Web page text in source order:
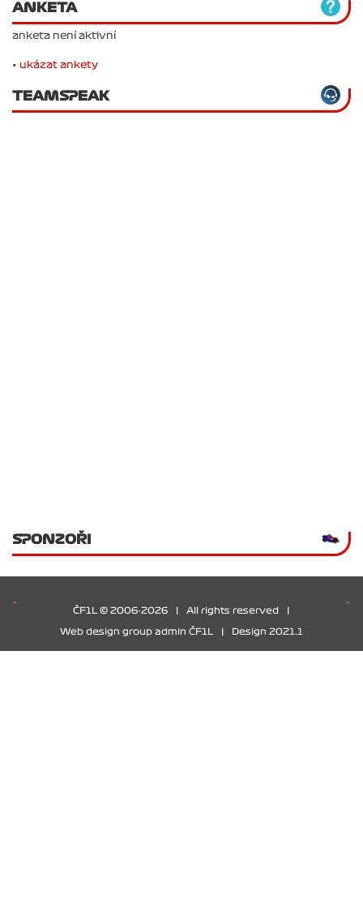
ANKETA
anketa není aktivní
• ukázat ankety
TEAMSPEAK
SPONZOŘI
ČF1L © 2006-2026 All rights reserved
Web design group admin ČF1L Design 2021.1